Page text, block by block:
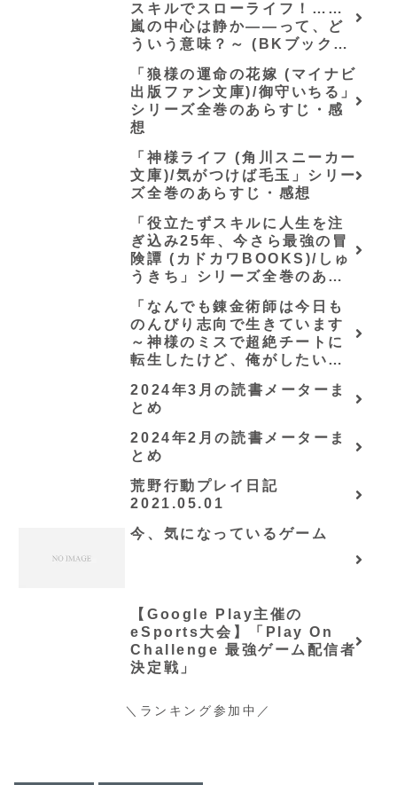
スキルでスローライフ！……
嵐の中心は静か――って、ど
ういう意味？～ (BKブック
らすじ・感想
「狼様の運命の花嫁 (マイナビ
出版ファン文庫)/御守いちる」
シリーズ全巻のあらすじ・感
想
「神様ライフ (角川スニーカー
文庫)/気がつけば毛玉」シリー
ズ全巻のあらすじ・感想
「役立たずスキルに人生を注
ぎ込み25年、今さら最強の冒
険譚 (カドカワBOOKS)/しゅ
うきち」シリーズ全巻のあら
「なんでも錬金術師は今日も
のんびり志向で生きています
～神様のミスで超絶チートに
転生したけど、俺がしたいの
会の立上げです～（グラスト
ノベルス） (グラスト
NOVELS)/可換環」シリーズ
全巻のあらすじ・感想
2024年3月の読書メーターま
とめ
2024年2月の読書メーターま
とめ
荒野行動プレイ日記
2021.05.01
今、気になっているゲーム
【Google Play主催の
eSports大会】「Play On
Challenge 最強ゲーム配信者
決定戦」
＼ランキング参加中／